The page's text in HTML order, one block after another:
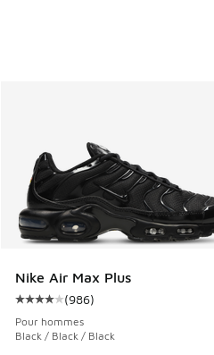
Nike Air Max Plus
Cote moyenne du client - [4
(986)
Pour hommes
Black / Black / Black